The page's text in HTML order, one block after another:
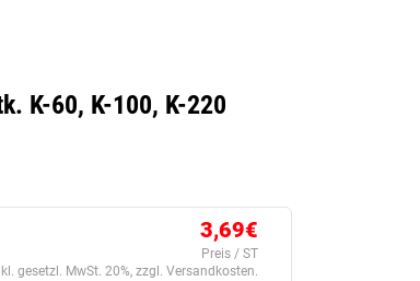
K-60, K-100, K-220
3,69€
Preis / ST
gesetzl. MwSt. 20%, zzgl. Versandkosten.